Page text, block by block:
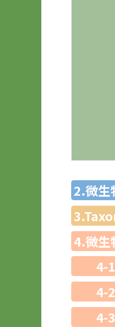
2.微生
4.微生
4-
4-
4-